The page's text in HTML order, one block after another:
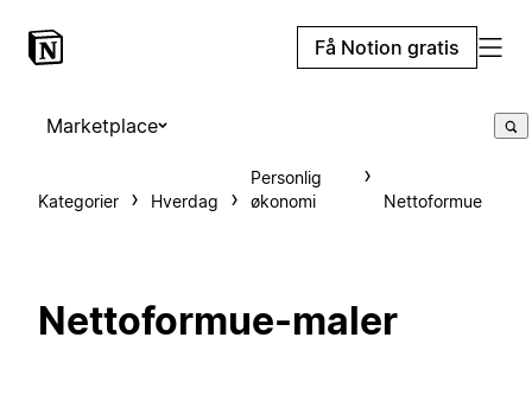
Få Notion gratis
Marketplace
Kategorier Hverdag
Personlig
økonomi
Nettoformue
Nettoformue-maler